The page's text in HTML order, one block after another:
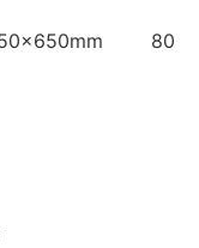
80